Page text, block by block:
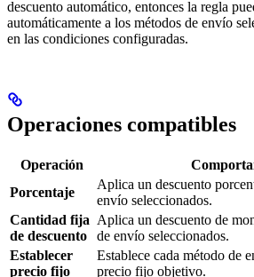
descuento automático, entonces la regla
automáticamente a los métodos de envío
en las condiciones configuradas.
Operaciones compatibles
Operación
Porcentaje
Aplica un descuento
envío seleccionados.
Cantidad fija
de descuento
Aplica un descuento de
de envío seleccionados.
Establecer
precio fijo
Establece cada método de
precio fijo objetivo.